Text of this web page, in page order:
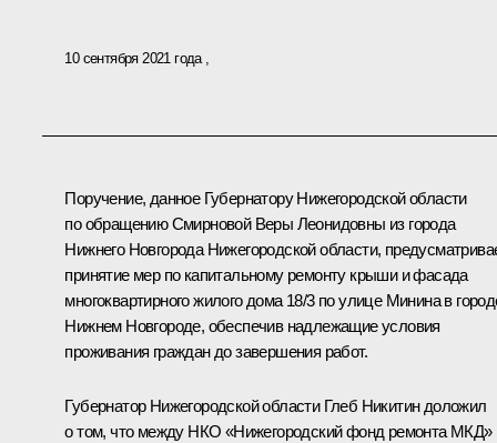
10 сентября 2021 года
Поручение, данное Губернатору Нижегородской области
по обращению Смирновой Веры Леонидовны из города
Нижнего Новгорода Нижегородской области,
принятие мер по капитальному ремонту крыши и фасада
многоквартирного жилого дома 18/3 по улице Минина в
Нижнем Новгороде, обеспечив надлежащие условия
проживания граждан до завершения работ.
Губернатор Нижегородской области Глеб Никитин доложил
о том, что между НКО «Нижегородский фонд ремонта МКД»